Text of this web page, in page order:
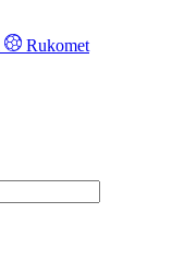
Rukomet